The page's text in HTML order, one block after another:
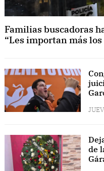
Familias buscadoras
“Les importan más
de